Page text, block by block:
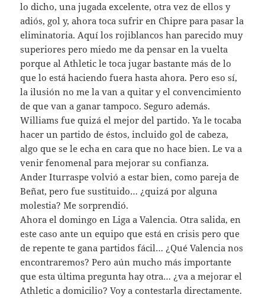
lo dicho, una jugada excelente, otra vez de ellos y
adiós, gol y, ahora toca sufrir en Chipre para pasar la
eliminatoria. Aquí los rojiblancos han parecido muy
superiores pero miedo me da pensar en la vuelta
porque al Athletic le toca jugar bastante más de lo
que lo está haciendo fuera hasta ahora. Pero eso sí,
la ilusión no me la van a quitar y el convencimiento
de que van a ganar tampoco. Seguro además.
Williams fue quizá el mejor del partido. Ya le tocaba
hacer un partido de éstos, incluido gol de cabeza,
algo que se le echa en cara que no hace bien. Le va a
venir fenomenal para mejorar su confianza.
Ander Iturraspe volvió a estar bien, como pareja de
Beñat, pero fue sustituido… ¿quizá por alguna
molestia? Me sorprendió.
Ahora el domingo en Liga a Valencia. Otra salida, en
este caso ante un equipo que está en crisis pero que
de repente te gana partidos fácil… ¿Qué Valencia nos
encontraremos? Pero aún mucho más importante
que esta última pregunta hay otra… ¿va a mejorar el
Athletic a domicilio? Voy a contestarla directamente.